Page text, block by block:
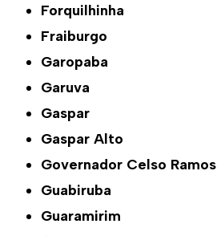
Forquilhinha
Fraiburgo
Garopaba
Garuva
Gaspar
Gaspar Alto
Governador Celso Ramos
Guabiruba
Guaramirim